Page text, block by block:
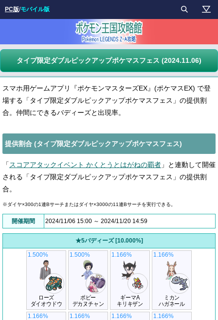
タイプ限定ダブルピックアップポケマスフェス (2024.11.06)
スマホ用ゲームアプリ『ポケモンマスターズEX』(ポケマスEX) で登
場する「タイプ限定ダブルピックアップポケマスフェス」の提供割
合。仲間にできるバディーズと出現率。
提供割合 (タイプ限定ダブルピックアップポケマスフェス)
「 スコアアタックイベント かくとうとはがねの覇者 」と連動して開催
される「タイプ限定ダブルピックアップポケマスフェス」の提供割
合。
※ダイヤ×300の1連Bサーチまたはダイヤ×3000の11連Bサーチを実行できる。
開催期間 2024/11/06 15:00 ～ 2024/11/20 14:59
★5バディーズ [10.000%]
ローズ
ダイオウドウ
1.500%
ポピー
デカヌチャン
1.500%
ギーマA
キリキザン
1.166%
ミカン
ハガネール
1.166%
1.166% 1.166% 1.166% 1.166%
PC版/モバイル版